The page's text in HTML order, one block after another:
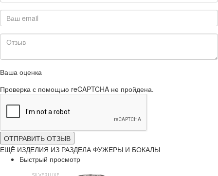
Ваша оценка
Проверка с помощью reCAPTCHA не пройдена.
ОТПРАВИТЬ ОТЗЫВ
ЕЩЁ ИЗДЕЛИЯ ИЗ РАЗДЕЛА ФУЖЕРЫ И БОКАЛЫ
Быстрый просмотр